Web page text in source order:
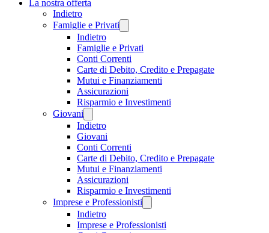
La nostra offerta
Indietro
Famiglie e Privati
Indietro
Famiglie e Privati
Conti Correnti
Carte di Debito, Credito e Prepagate
Mutui e Finanziamenti
Assicurazioni
Risparmio e Investimenti
Giovani
Indietro
Giovani
Conti Correnti
Carte di Debito, Credito e Prepagate
Mutui e Finanziamenti
Assicurazioni
Risparmio e Investimenti
Imprese e Professionisti
Indietro
Imprese e Professionisti